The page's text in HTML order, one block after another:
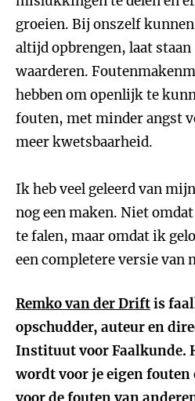
groeien. Bij onszelf
altijd opbrengen, laat staan
waarderen. Fo
hebben om openlijk te
fouten, met minder angst
meer kwetsbaarheid.
Ik heb veel geleerd van
nog een maken. Niet
te falen, maar omdat ik
een completere versie van
Remko van der Driftis
opschudder, auteur en
Instituut voor
wordt voor je eigen